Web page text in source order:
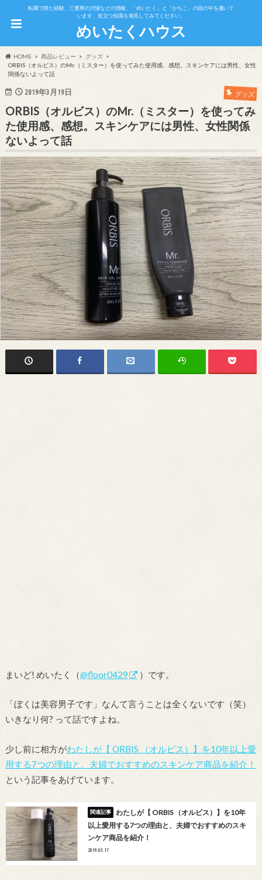
転職で得た経験、三重県の穴場などの情報、「めいたく」と「かちこ」の頭の中を書いて
います。役立つ知識を発見してみてください。
めいたくハウス
HOME 商品レビュー
グッズ
ORBIS（オルビス）のMr.（ミスター）を使ってみた使用感、感想。スキンケアには男性、女性
関係ないよって話
2019年3月19日 グッズ
ORBIS（オルビス）のMr.（ミスター）を使ってみ
た使用感、感想。スキンケアには男性、女性関係
ないよって話
まいど! めいたく（@floor0429 ）です。
「ぼくは美容男子です」なんて言うことは全くないです（笑）
いきなり何? って話ですよね。
少し前に相方がわたしが【 ORBIS （オルビス）】を10年以上愛
用する7つの理由と、夫婦でおすすめのスキンケア商品を紹介！
という記事をあげています。
わたしが【 ORBIS （オルビス）】を10年
以上愛用する7つの理由と、夫婦でおすすめのスキ
ンケア商品を紹介！
2019.03.17